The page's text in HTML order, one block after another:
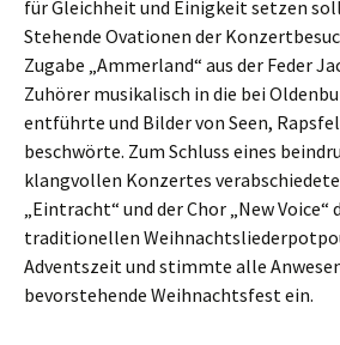
für Gleichheit und Einigkeit setzen
Stehende Ovationen der
Zugabe „Ammerland“ aus der Feder
Zuhörer musikalisch in die bei
entführte und Bilder von Seen,
beschwörte. Zum Schluss eines
klangvollen Konzertes
„Eintracht“ und der Chor „New
traditionellen
Adventszeit und stimmte alle
bevorstehende Weihnachtsfest ein.